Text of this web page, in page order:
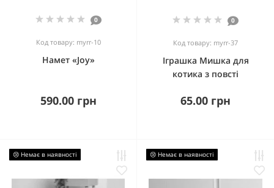
0
Код товару: myrr-10
Намет «Joy»
590.00 грн
0
Код товару: myrr-37
Іграшка Мишка для
котика з повсті
65.00 грн
😢 Немає в наявності 😢 Немає в наявності